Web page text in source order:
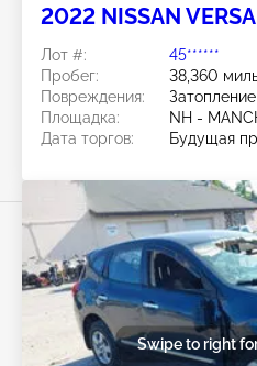
2022 NISSAN
Лот #:
45******
Пробег:
38,360
Повреждения:
Затопление
Площадка:
NH -
Дата торгов:
Будущая
Swipe to right